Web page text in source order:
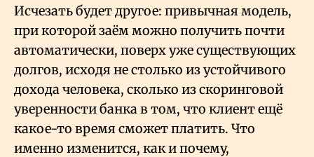
Исчезать будет другое: привычная модель,
при которой заём можно получить почти
автоматически, поверх уже существующих
долгов, исходя не столько из устойчивого
дохода человека, сколько из скоринговой
уверенности банка в том, что клиент ещё
какое-то время сможет платить. Что
именно изменится, как и почему,